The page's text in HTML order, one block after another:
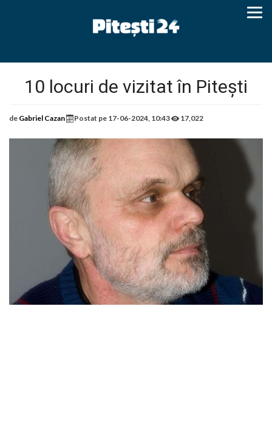
10 locuri de vizitat în Pitești
de Gabriel Cazan Postat pe 17-06-2024, 10:43 17,022